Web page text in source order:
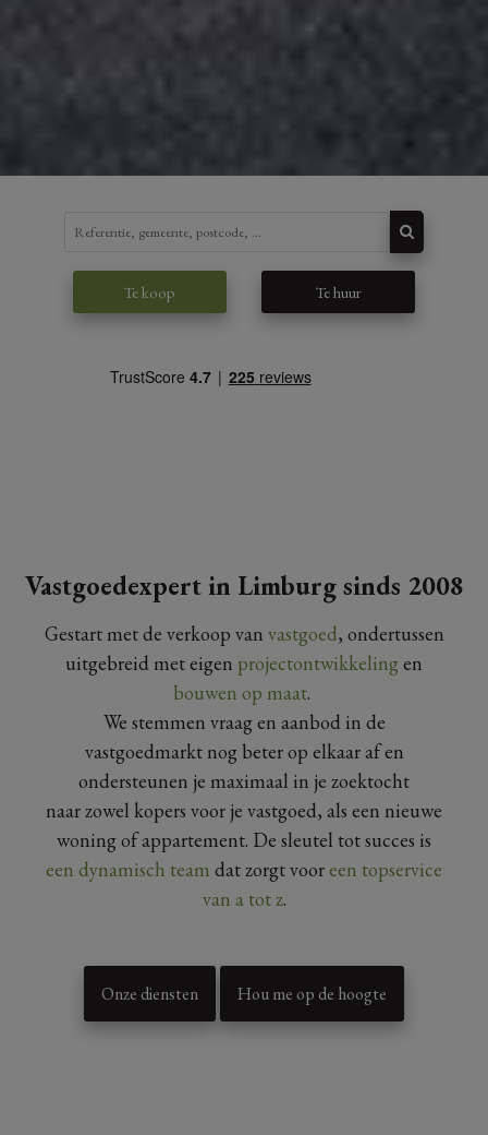
Te koop Te huur
Vastgoedexpert in Limburg sinds 2008
Gestart met de verkoop van vastgoed, ondertussen
uitgebreid met eigen projectontwikkelingen
bouwen op maat.
We stemmen vraag en aanbod in de
vastgoedmarkt nog beter op elkaar af en
ondersteunen je maximaal in je zoektocht
naar zowel kopers voor je vastgoed, als een nieuwe
woning of appartement. De sleutel tot succes is
een dynamisch team dat zorgt vooreen topservice
van a tot z.
Onze diensten Hou me op de hoogte